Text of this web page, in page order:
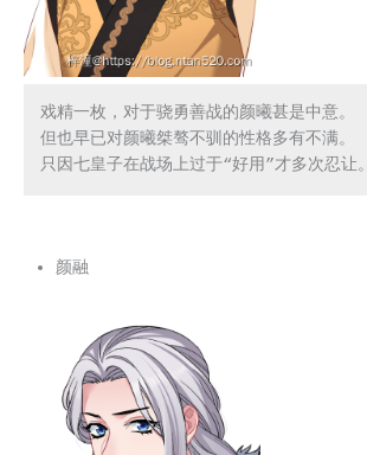
戏精一枚，对于骁勇善战的颜曦甚是中意。
但也早已对颜曦桀骜不驯的性格多有不满。
只因七皇子在战场上过于“好用”才多次忍让。
颜融